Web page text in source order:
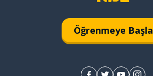
Öğrenmeye Başla